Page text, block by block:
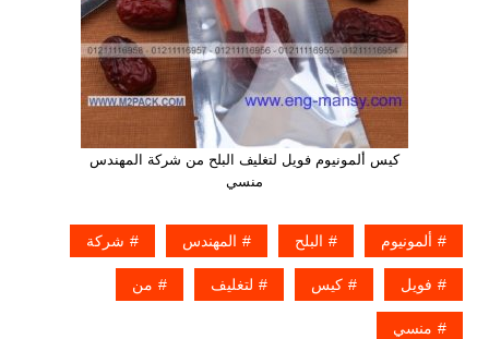
كيس ألمونيوم فويل لتغليف البلح من شركة المهندس
منسي
ألمونيوم البلح المهندس شركة
فويل كيس لتغليف من
منسي